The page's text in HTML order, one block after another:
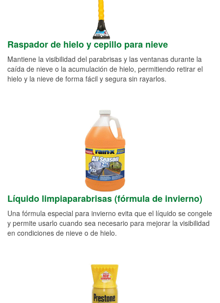
Raspador de hielo y cepillo para nieve
Mantiene la visibilidad del parabrisas y las ventanas durante la
caída de nieve o la acumulación de hielo, permitiendo retirar el
hielo y la nieve de forma fácil y segura sin rayarlos.
Líquido limpiaparabrisas (fórmula de invierno)
Una fórmula especial para invierno evita que el líquido se congele
y permite usarlo cuando sea necesario para mejorar la visibilidad
en condiciones de nieve o de hielo.